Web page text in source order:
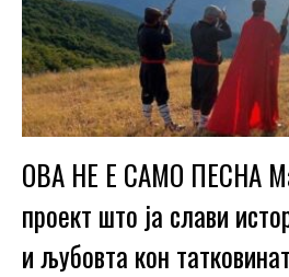
ОВА НЕ Е САМО ПЕСНА
проект што ја слави
и љубовта кон